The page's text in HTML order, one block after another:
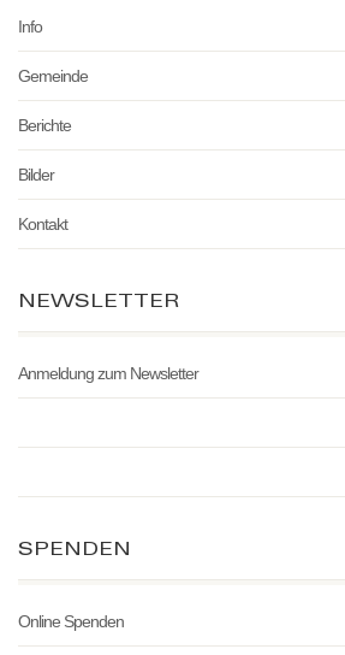
Info
Gemeinde
Berichte
Bilder
Kontakt
NEWSLETTER
Anmeldung zum Newsletter
SPENDEN
Online Spenden